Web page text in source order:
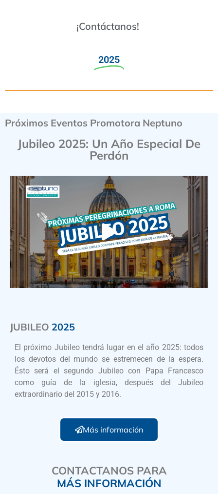
¡Contáctanos!
2025
Próximos Eventos Promotora Neptuno
Jubileo 2025: Un Año Especial De
Perdón
JUBILEO 2025
El próximo Jubileo tendrá lugar en el año 2025: todos
los devotos del mundo se estremecen de la espera.
Ésto será el segundo Jubileo con Papa Francesco
como guía de la iglesia, después del Jubileo
extraordinario del 2015 y 2016.
Más información
CONTACTANOS PARA
MÁS INFORMACIÓN